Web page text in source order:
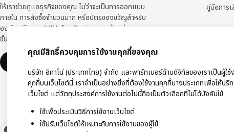
ให้เราช่วยดูแลธุรกิจของคุณ ไม่ว่าจะเป็นการออกแบบ
ภายใน การสั่งซื้อจำนวนมาก หรือบัตรของขวัญสำหรับ
องค์กร ทีมงาน IKEA for Business พร้อมช่วยคุณทุก
ขั้นตอน
คู่มือการ
คุณมีสิทธิ์ควบคุมการใช้งานคุกกี้ของคุณ
บริษัท อิคาโน่ (ประเทศไทย) จำกัด และพาร์ทเนอร์ด้านดิจิทัลของเราเป็นผู้ใช้
คุกกี้บนเว็บไซต์นี้ เราจำเป็นอย่างยิ่งที่ต้องใช้งานคุกกี้บางประเภทเพื่อให้บริก
เว็บไซต์ แต่วัตถุประสงค์การใช้งานต่อไปนี้ถือเป็นตัวเลือกที่ไม่ได้บังคับใช้
ใช้เพื่อประเมินวิธีการใช้งานเว็บไซต์
ใช้ปรับเว็บไซต์ให้เหมาะกับการใช้งานของผู้ใช้